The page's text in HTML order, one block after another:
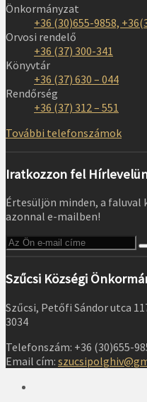
Önkormányzat
+36 (30)655-9858,
Orvosi rendelő
+36 (37) 300-341
Könyvtár
+36 (37) 630 – 044
Rendőrség
+36 (37) 312 – 551
További telefonszámok
Iratkozzon fel
Értesüljön minden, a
azonnal e-mailben!
Szűcsi Községi
Szűcsi, Petőfi Sándor utca
3034
Telefonszám: +36 (30)655-
Email cím: